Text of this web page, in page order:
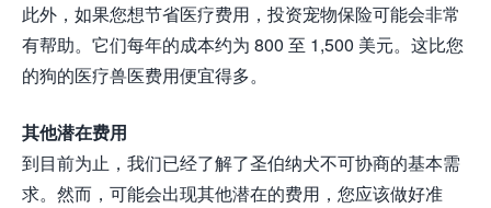
此外，如果您想节省医疗费用，投资宠物保险可能会非常
有帮助。它们每年的成本约为 800 至 1,500 美元。这比您
的狗的医疗兽医费用便宜得多。
其他潜在费用
到目前为止，我们已经了解了圣伯纳犬不可协商的基本需
求。然而，可能会出现其他潜在的费用，您应该做好准